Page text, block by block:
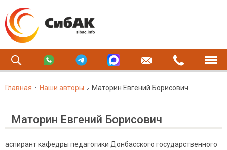
Главная Наши авторы Маторин Евгений Борисович
Маторин Евгений Борисович
аспирант кафедры педагогики Донбасского государственного